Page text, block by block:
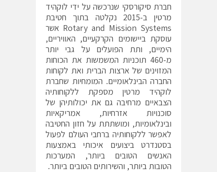
חברת סיקורסקי שנרכשה על ידי לוקהיד
מרטין ב-2015 נקלטה בתוך חטיבת
Rotary and Mission Systems אשר
עוסקת ביישומים הקרקעיים, האוויריים,
הימיים, ותת הפועלים על גבי יותר
מ-460 תוכניות המשמשות את הכוחות
המזוינים של ארצות הברית ואת לקוחות
החברה הבינלאומיים. המומחיות שחברת
לוקהיד מרטין מספקת ללקוחותיה
הצבאיים מרחיבה גם את יכולותיהן של
סוכנויות אזרחיות, אמריקאיות
ובינלאומיות, ומושתתת על חזון החטיבה
לאפשר ללקוחותיה ברחבי העולם לפעול
בסטנדרט ביצועים איכותי באמצעות
האנשים הטובים ביותר, המערכות
הטובות ביותר, והשירותים הטובים ביותר.